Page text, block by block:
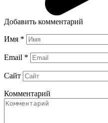
Добавить комментарий
Имя *
Email *
Сайт
Комментарий